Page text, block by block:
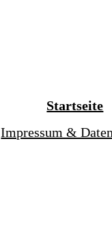
Startseite
Impressum &